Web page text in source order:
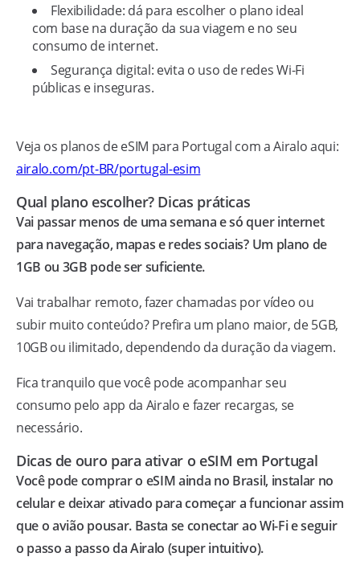
Flexibilidade: dá para escolher o plano ideal
com base na duração da sua viagem e no seu
consumo de internet.
Segurança digital: evita o uso de redes Wi-Fi
públicas e inseguras.
Veja os planos de eSIM para Portugal com a Airalo aqui:
airalo.com/pt-BR/portugal-esim
Qual plano escolher? Dicas práticas
Vai passar menos de uma semana e só quer internet
para navegação, mapas e redes sociais? Um plano de
1GB ou 3GB pode ser suficiente.
Vai trabalhar remoto, fazer chamadas por vídeo ou
subir muito conteúdo? Prefira um plano maior, de 5GB,
10GB ou ilimitado, dependendo da duração da viagem.
Fica tranquilo que você pode acompanhar seu
consumo pelo app da Airalo e fazer recargas, se
necessário.
Dicas de ouro para ativar o eSIM em Portugal
Você pode comprar o eSIM ainda no Brasil, instalar no
celular e deixar ativado para começar a funcionar assim
que o avião pousar. Basta se conectar ao Wi-Fi e seguir
o passo a passo da Airalo (super intuitivo).